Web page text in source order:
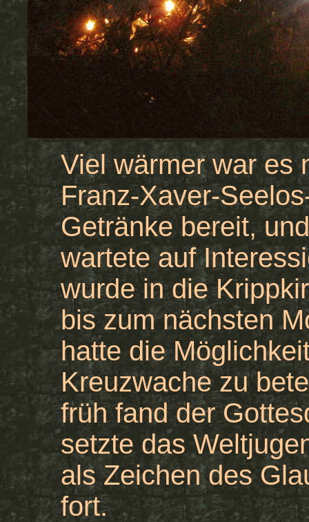
Viel wärmer war es
Franz-Xaver-
Getränke bereit,
wartete auf
wurde in die
bis zum nächsten
hatte die
Kreuzwache zu
früh fand der
setzte das
als Zeichen des
fort.